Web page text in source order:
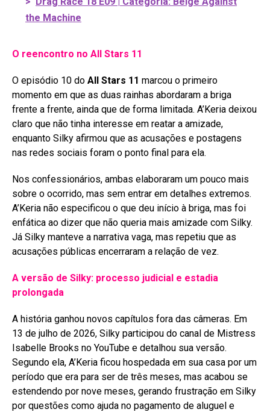
the Machine
O reencontro no All Stars 11
O episódio 10 do All Stars 11 marcou o primeiro
momento em que as duas rainhas abordaram a briga
frente a frente, ainda que de forma limitada. A’Keria deixou
claro que não tinha interesse em reatar a amizade,
enquanto Silky afirmou que as acusações e postagens
nas redes sociais foram o ponto final para ela.
Nos confessionários, ambas elaboraram um pouco mais
sobre o ocorrido, mas sem entrar em detalhes extremos.
A’Keria não especificou o que deu início à briga, mas foi
enfática ao dizer que não queria mais amizade com Silky.
Já Silky manteve a narrativa vaga, mas repetiu que as
acusações públicas encerraram a relação de vez.
A versão de Silky: processo judicial e estadia
prolongada
A história ganhou novos capítulos fora das câmeras. Em
13 de julho de 2026, Silky participou do canal de Mistress
Isabelle Brooks no YouTube e detalhou sua versão.
Segundo ela, A’Keria ficou hospedada em sua casa por um
período que era para ser de três meses, mas acabou se
estendendo por nove meses, gerando frustração em Silky
por questões como ajuda no pagamento de aluguel e